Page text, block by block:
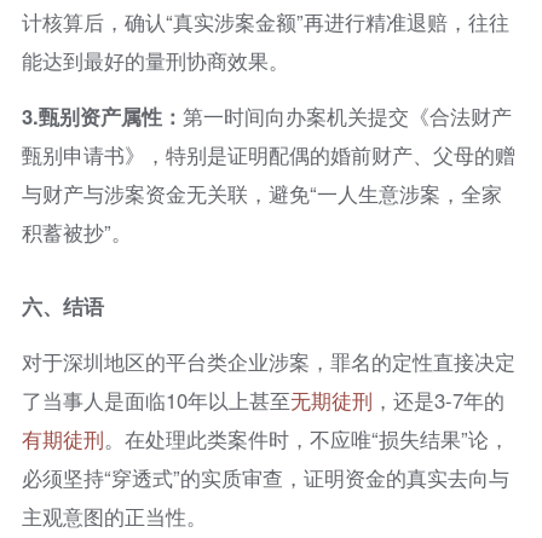
计核算后，确认“真实涉案金额”再进行精准退赔，往往
能达到最好的量刑协商效果。
3.甄别资产属性： 第一时间向办案机关提交《合法财产
甄别申请书》，特别是证明配偶的婚前财产、父母的赠
与财产与涉案资金无关联，避免“一人生意涉案，全家
积蓄被抄”。
六、 结语
对于深圳地区的平台类企业涉案，罪名的定性直接决定
了当事人是面临10年以上甚至无期徒刑 ，还是3-7年的
有期徒刑。在处理此类案件时，不应唯“损失结果”论，
必须坚持“穿透式”的实质审查，证明资金的真实去向与
主观意图的正当性。